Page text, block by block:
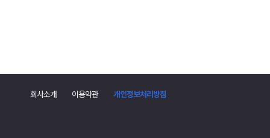
회사소개 이용약관 개인정보처리방침